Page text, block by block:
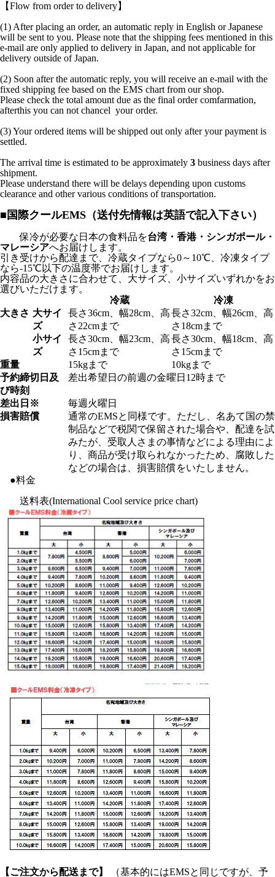
【Flow from order to delivery】
(1) After placing an order, an automatic reply in English or Japanese
will be sent to you. Please note that the shipping fees mentioned in this
e-mail are only applied to delivery in Japan, and not applicable for
delivery outside of Japan.
(2) Soon after the automatic reply, you will receive an e-mail with the
fixed shipping fee based on the EMS chart from our shop.
Please check the total amount due as the final order comfarmation,
afterthis you can not chancel your order.
(3) Your ordered items will be shipped out only after your payment is
settled.
The arrival time is estimated to be approximately 3 business days after
shipment.
Please understand there will be delays depending upon customs
clearance and other various conditions of transportation.
■国際クールEMS（送付先情報は英語で記入下さい）
保冷が必要な日本の食料品を台湾・香港・シンガポール・
マレーシアへお届けします。
引き受けから配達まで、冷蔵タイプなら0～10℃、冷凍タイプ
なら-15℃以下の温度帯でお届けします。
内容品の大きさに合わせて、大サイズ、小サイズいずれかをお
選びいただけます。
冷蔵
冷凍
大きさ 大サイ
ズ
長さ36cm、幅28cm、高
さ22cmまで
長さ32cm、幅26cm、高
さ18cmまで
小サイ
ズ
長さ30cm、幅23cm、高
さ15cmまで
長さ30cm、幅18cm、高
さ15cmまで
重量
15kgまで
10kgまで
予約締切日及
び時刻
差出希望日の前週の金曜日12時まで
差出日※
毎週火曜日
損害賠償
通常のEMSと同様です。ただし、名あて国の禁
制品などで税関で保留された場合や、配達を試
みたが、受取人さまの事情などによる理由によ
り、商品が受け取られなかったため、腐敗した
などの場合は、損害賠償をいたしません。
●料金
送料表(International Cool service price chart)
【ご注文から配送まで】 （基本的にはEMSと同じですが、予